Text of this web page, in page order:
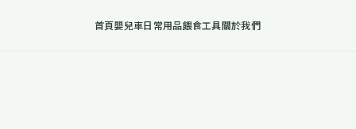
首頁嬰兒車日常用品餵食工具關於我們